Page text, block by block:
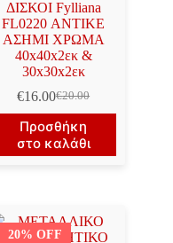
ΔΙΣΚΟΙ Fylliana
FL0220 ΑΝΤΙΚΕ
ΑΣΗΜΙ ΧΡΩΜΑ
40x40x2εκ &
30x30x2εκ
€20.00
Original
price
was:
€20.00.
€16.00Η
τρέχουσα
τιμή
είναι:
Προσθήκη
στο καλάθι
20% OFF